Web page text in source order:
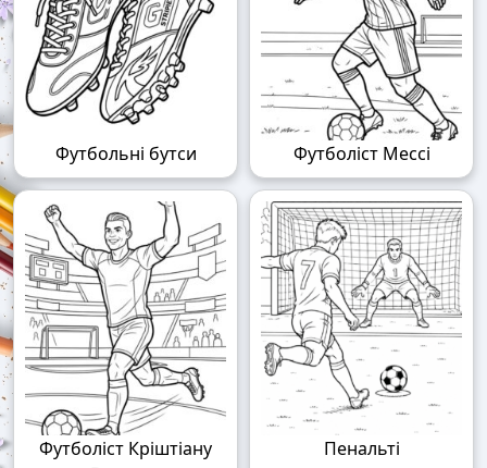
Футбольні бутси Футболіст Мессі
Футболіст Кріштіану
Пенальті